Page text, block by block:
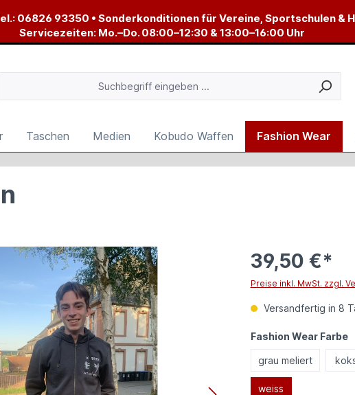
06826 93350 • Sonderkonditionen für Vereine, Sportschulen &
Servicezeiten: Mo.–Do. 08:00–12:30 & 13:00–16:00 Uhr
Taschen Medien Kobudo Waffen Fashion Wear
39,50 €*
Preise inkl. MwSt. zzgl.
Versandfertig in 8
Fashion Wear Farbe
grau meliert
weiss